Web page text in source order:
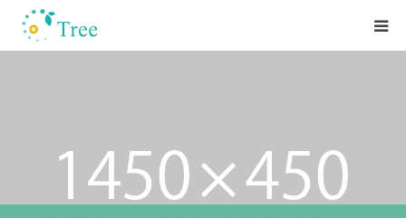
お客様の声